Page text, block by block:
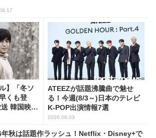
】「冬ソ
くも登
韓国映画
ATEEZが話題沸騰曲で魅せ
る！今週(8/3～)日本のテレビ
K-POP出演情報7選
2026.08.03
年秋は話題作ラッシュ！Netflix・Disney+で